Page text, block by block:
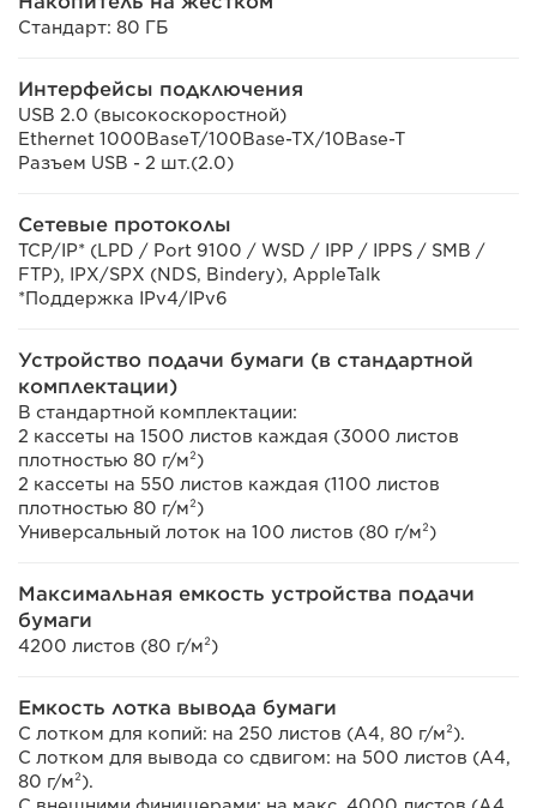
Стандарт: 80 ГБ
Интерфейсы подключения
USB 2.0 (высокоскоростной)
Ethernet 1000BaseT/100Base-TX/10Base-T
Разъем USB - 2 шт.(2.0)
Сетевые протоколы
TCP/IP* (LPD / Port 9100 / WSD / IPP / IPPS / SMB /
FTP), IPX/SPX (NDS, Bindery), AppleTalk
*Поддержка IPv4/IPv6
Устройство подачи бумаги (в стандартной
комплектации)
В стандартной комплектации:
2 кассеты на 1500 листов каждая (3000 листов
плотностью 80 г/м²)
2 кассеты на 550 листов каждая (1100 листов
плотностью 80 г/м²)
Универсальный лоток на 100 листов (80 г/м²)
Максимальная емкость устройства подачи
бумаги
4200 листов (80 г/м²)
Емкость лотка вывода бумаги
С лотком для копий: на 250 листов (A4, 80 г/м²).
С лотком для вывода со сдвигом: на 500 листов (A4,
80 г/м²).